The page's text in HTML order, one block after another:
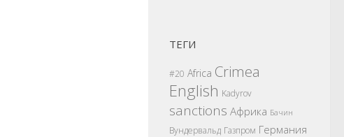
ТЕГИ
#20 Africa Crimea
English Kadyrov
sanctions Африка Бачин
Вундервальд Газпром Германия